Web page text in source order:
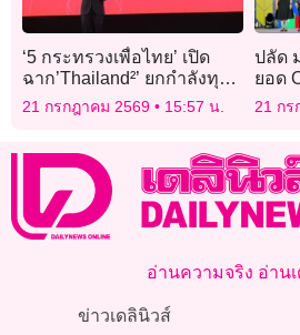
‘5 กระทรวงเพื่อไทย’ เปิด
ฉาก’Thailand²’ ยกกำลังทุน
มนุษย์’ โชว์ละเอียดยิบ’ผล
งาน 90 วัน’ทะลวงเป้า พลิก
21 กรกฎาคม 2569 15:57 น.
ปลัด
ยอด
21 กร
อ่านความจริง อ่าน
ข่าวเดลินิวส์